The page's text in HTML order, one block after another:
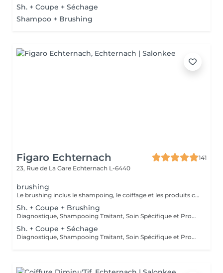
Sh. + Coupe + Séchage
Shampoo + Brushing
Figaro Echternach
141
23, Rue de La Gare Echternach L-6440
brushing
Le brushing inclus le shampoing, le coiffage et les produits correspondants.
Sh. + Coupe + Brushing
Diagnostique, Shampooing Traitant, Soin Spécifique et Produits Coiffants inclus
Sh. + Coupe + Séchage
Diagnostique, Shampooing Traitant, Soin Spécifique et Produits Coiffants inclus